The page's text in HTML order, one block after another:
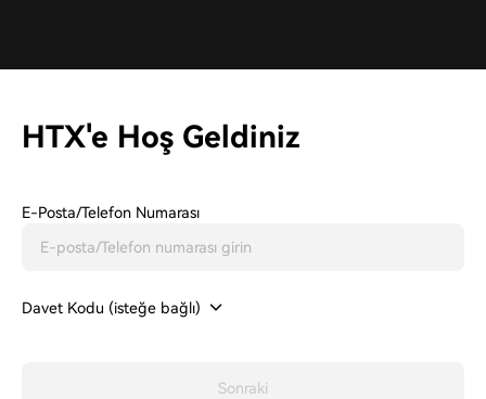
HTX'e Hoş Geldiniz
E-Posta/Telefon Numarası
Davet Kodu (isteğe bağlı)
Sonraki